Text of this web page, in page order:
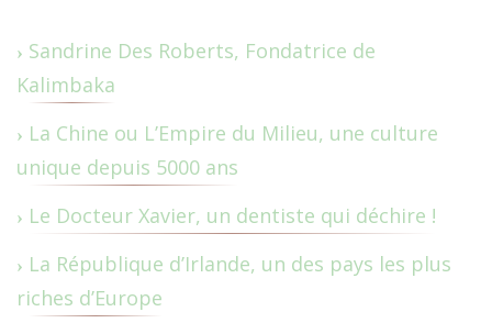
Sandrine Des Roberts, Fondatrice de
Kalimbaka
La Chine ou L’Empire du Milieu, une culture
unique depuis 5000 ans
Le Docteur Xavier, un dentiste qui déchire !
La République d’Irlande, un des pays les plus
riches d’Europe